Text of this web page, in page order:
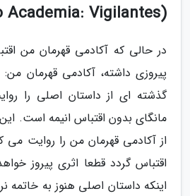
(My Hero Academia: Vigilantes)
در حالی که آکادمی قهرمان من
پیروزی داشته، آکادمی قهرمان من:
گذشته ای از داستان اصلی را
مانگای بدون اقتباس انیمه است.
از آکادمی قهرمان من را روایت می
اقتباس گردد قطعا اثری پیروز
اینکه داستان اصلی هنوز به خاتمه